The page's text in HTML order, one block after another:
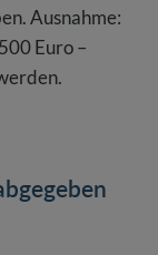
Ausnahme:
Euro –